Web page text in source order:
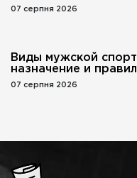
07 серпня 2026
Виды мужской
назначение и
07 серпня 2026